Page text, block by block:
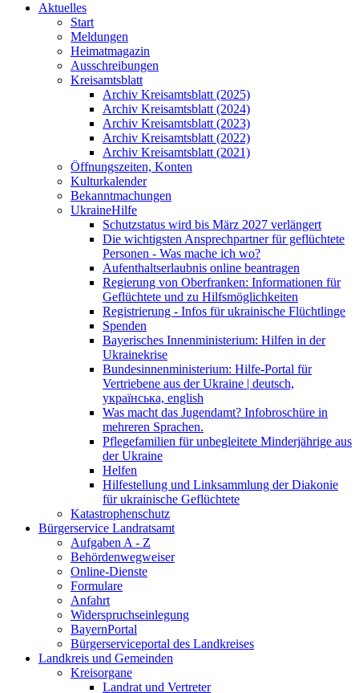
Aktuelles
Start
Meldungen
Heimatmagazin
Ausschreibungen
Kreisamtsblatt
Archiv Kreisamtsblatt (2025)
Archiv Kreisamtsblatt (2024)
Archiv Kreisamtsblatt (2023)
Archiv Kreisamtsblatt (2022)
Archiv Kreisamtsblatt (2021)
Öffnungszeiten, Konten
Kulturkalender
Bekanntmachungen
UkraineHilfe
Schutzstatus wird bis März 2027 verlängert
Die wichtigsten Ansprechpartner für geflüchtete
Personen - Was mache ich wo?
Aufenthaltserlaubnis online beantragen
Regierung von Oberfranken: Informationen für
Geflüchtete und zu Hilfsmöglichkeiten
Registrierung - Infos für ukrainische Flüchtlinge
Spenden
Bayerisches Innenministerium: Hilfen in der
Ukrainekrise
Bundesinnenministerium: Hilfe-Portal für
Vertriebene aus der Ukraine | deutsch,
українська, english
Was macht das Jugendamt? Infobroschüre in
mehreren Sprachen.
Pflegefamilien für unbegleitete Minderjährige aus
der Ukraine
Helfen
Hilfestellung und Linksammlung der Diakonie
für ukrainische Geflüchtete
Katastrophenschutz
Bürgerservice Landratsamt
Aufgaben A - Z
Behördenwegweiser
Online-Dienste
Formulare
Anfahrt
Widerspruchseinlegung
BayernPortal
Bürgerserviceportal des Landkreises
Landkreis und Gemeinden
Kreisorgane
Landrat und Vertreter